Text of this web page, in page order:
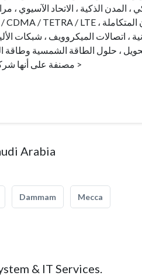
الذكية ، الاتحاد الآسيوي ،
، اتصالات الميكروويف ، شبكات
، حلول الطاقة الشمسية وطاقة
مصنفة على أنها شركة مقاولات من الفئة الأولى ،البدء >
Arabia
Dammam Mecca
& IT Services.